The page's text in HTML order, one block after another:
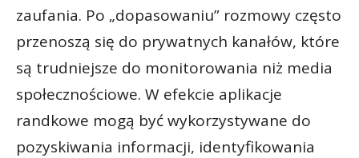
zaufania. Po „dopasowaniu” rozmowy często
przenoszą się do prywatnych kanałów, które
są trudniejsze do monitorowania niż media
społecznościowe. W efekcie aplikacje
randkowe mogą być wykorzystywane do
pozyskiwania informacji, identyfikowania